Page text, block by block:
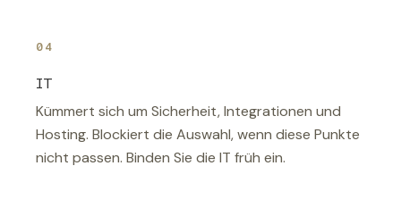
04
IT
Kümmert sich um Sicherheit, Integrationen und
Hosting. Blockiert die Auswahl, wenn diese Punkte
nicht passen. Binden Sie die IT früh ein.